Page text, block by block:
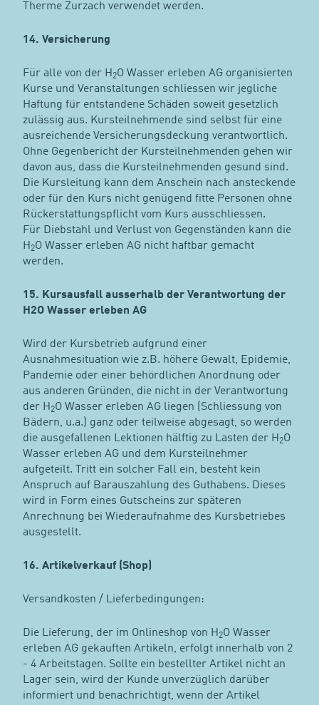
Therme Zurzach verwendet werden.
14. Versicherung
Für alle von der H2O Wasser erleben AG organisierten
Kurse und Veranstaltungen schliessen wir jegliche
Haftung für entstandene Schäden soweit gesetzlich
zulässig aus. Kursteilnehmende sind selbst für eine
ausreichende Versicherungsdeckung verantwortlich.
Ohne Gegenbericht der Kursteilnehmenden gehen wir
davon aus, dass die Kursteilnehmenden gesund sind.
Die Kursleitung kann dem Anschein nach ansteckende
oder für den Kurs nicht genügend fitte Personen ohne
Rückerstattungspflicht vom Kurs ausschliessen.
Für Diebstahl und Verlust von Gegenständen kann die
H2O Wasser erleben AG nicht haftbar gemacht
werden.
15. Kursausfall ausserhalb der Verantwortung der
H2O Wasser erleben AG
Wird der Kursbetrieb aufgrund einer
Ausnahmesituation wie z.B. höhere Gewalt, Epidemie,
Pandemie oder einer behördlichen Anordnung oder
aus anderen Gründen, die nicht in der Verantwortung
der H2O Wasser erleben AG liegen (Schliessung von
Bädern, u.a.) ganz oder teilweise abgesagt, so werden
die ausgefallenen Lektionen hälftig zu Lasten der H2O
Wasser erleben AG und dem Kursteilnehmer
aufgeteilt. Tritt ein solcher Fall ein, besteht kein
Anspruch auf Barauszahlung des Guthabens. Dieses
wird in Form eines Gutscheins zur späteren
Anrechnung bei Wiederaufnahme des Kursbetriebes
ausgestellt.
16. Artikelverkauf (Shop)
Versandkosten / Lieferbedingungen:
Die Lieferung, der im Onlineshop von H2O Wasser
erleben AG gekauften Artikeln, erfolgt innerhalb von 2
- 4 Arbeitstagen. Sollte ein bestellter Artikel nicht an
Lager sein, wird der Kunde unverzüglich darüber
informiert und benachrichtigt, wenn der Artikel